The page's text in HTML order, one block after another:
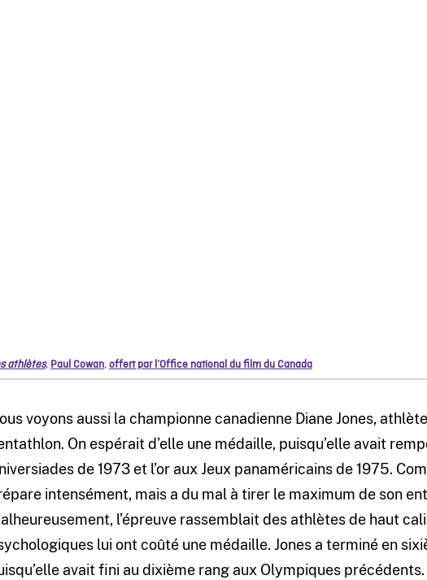
athlètes, Paul Cowan,offert par l’Office national du film du Canada
voyons aussi la championne canadienne Diane Jones,
On espérait d’elle une médaille, puisqu’elle avait
de 1973 et l’or aux Jeux panaméricains de 1975.
intensément, mais a du mal à tirer le maximum de son
l’épreuve rassemblait des athlètes de haut
lui ont coûté une médaille. Jones a terminé en
avait fini au dixième rang aux Olympiques